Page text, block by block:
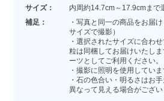
サイズ：
内周約14.7cm～17.9cmまで
補足：
・写真と同一の商品をお届
サイズで撮影）
・選択されたサイズに合わ
粒は同梱してお届けいたし
ーツとしてご利用ください。
・撮影に照明を使用していま
・石の色合い・明るさはお
異なって見える場合がござい